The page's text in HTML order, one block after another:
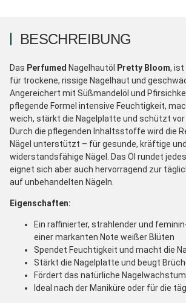
BESCHREIBUNG
Das Perfumed Nagelhautöl Pretty Bloom, ist
für trockene, rissige Nagelhaut und
Angereichert mit Süßmandelöl und
pflegende Formel intensive Feuchtigkeit,
weich, stärkt die Nagelplatte und schützt vor
Durch die pflegenden Inhaltsstoffe wird die
Nägel unterstützt – für gesunde, kräftige und
widerstandsfähige Nägel. Das Öl rundet
eignet sich aber auch hervorragend zur
auf unbehandelten Nägeln.
Eigenschaften:
Ein raffinierter, strahlender und
einer markanten Note weißer Blüten
Spendet Feuchtigkeit und macht die
Stärkt die Nagelplatte und beugt
Fördert das natürliche Nagelwachstum
Ideal nach der Maniküre oder für die